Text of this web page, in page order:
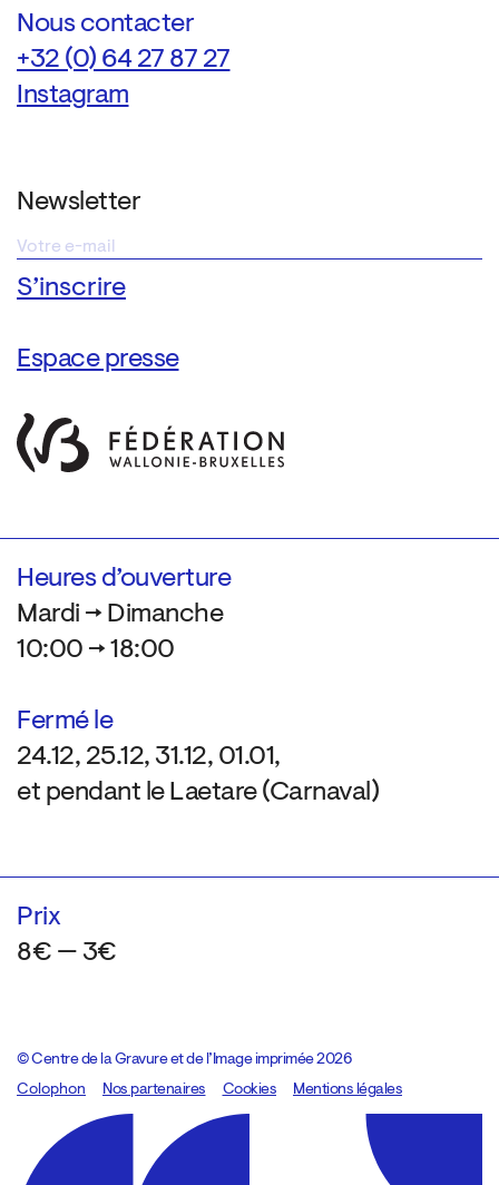
Nous contacter
+32 (0) 64 27 87 27
Instagram
Newsletter
Espace presse
Heures d’ouverture
Mardi → Dimanche
10:00 → 18:00
Fermé le
24.12, 25.12, 31.12, 01.01,
et pendant le Laetare (Carnaval)
Prix
8€ — 3€
© Centre de la Gravure et de l’Image imprimée 2026
Colophon
Design:Marcel Kaczmarek, code:8080.studio
Nos partenaires Cookies Mentions légales